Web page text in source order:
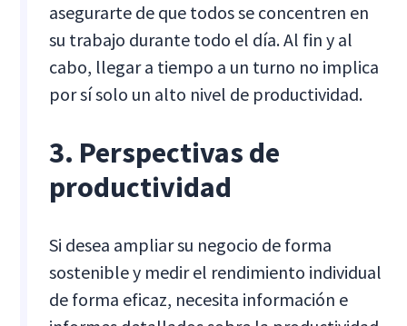
asegurarte de que todos se concentren en
su trabajo durante todo el día. Al fin y al
cabo, llegar a tiempo a un turno no implica
por sí solo un alto nivel de productividad.
3. Perspectivas de
productividad
Si desea ampliar su negocio de forma
sostenible y medir el rendimiento individual
de forma eficaz, necesita información e